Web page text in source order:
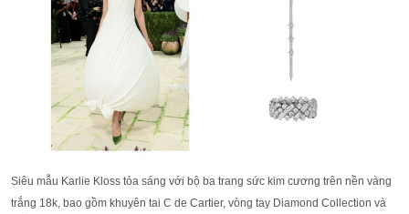
Siêu mẫu Karlie Kloss tỏa sáng với bộ ba trang sức kim cương trên nền vàng
trắng 18k, bao gồm khuyên tai C de Cartier, vòng tay Diamond Collection và